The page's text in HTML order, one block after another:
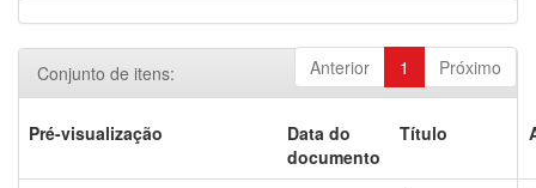
Anterior 1 Próximo
Conjunto de itens:
Pré-visualização
Data do
documento
Título